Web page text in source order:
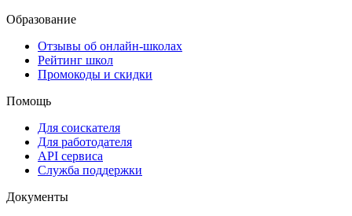
Образование
Отзывы об онлайн-школах
Рейтинг школ
Промокоды и скидки
Помощь
Для соискателя
Для работодателя
API сервиса
Служба поддержки
Документы